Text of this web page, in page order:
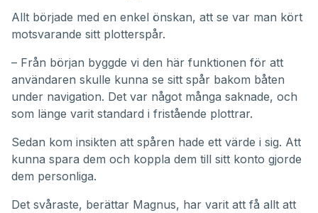
Allt började med en enkel önskan, att se var man kört
motsvarande sitt plotterspår.
– Från början byggde vi den här funktionen för att
användaren skulle kunna se sitt spår bakom båten
under navigation. Det var något många saknade, och
som länge varit standard i fristående plottrar.
Sedan kom insikten att spåren hade ett värde i sig. Att
kunna spara dem och koppla dem till sitt konto gjorde
dem personliga.
Det svåraste, berättar Magnus, har varit att få allt att